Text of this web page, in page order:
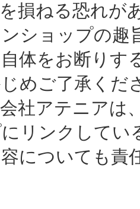
ト
問
損ねる恐れが
ショップの趣
体をお断りす
めご了承くだ
社アテニアは
リンクしてい
についても責